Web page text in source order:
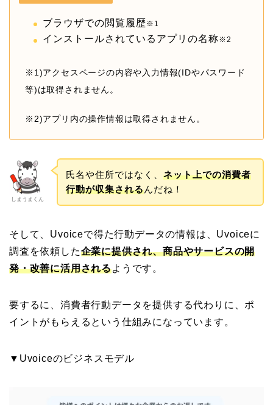
ブラウザでの閲覧履歴※1
インストールされているアプリの名称※2
※1)アクセスページの内容や入力情報(IDやパスワード
等)は取得されません。
※2)アプリ内の操作情報は取得されません。
しまうまくん
氏名や住所ではなく、 ネット上での消費者
行動が収集されるんだね！
そして、Uvoiceで得た行動データの情報は、Uvoiceに
調査を依頼した企業に提供され、商品やサービスの開
発・改善に活用されるようです。
要するに、消費者行動データを提供する代わりに、ポ
イントがもらえるという仕組みになっています。
▼Uvoiceのビジネスモデル